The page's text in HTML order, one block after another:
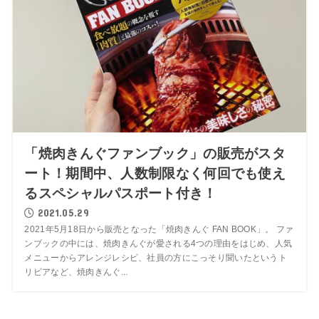
「焼肉きんぐファンブック」の販売がスタ
ート！期間中、人数制限なく何回でも使え
るスペシャルパスポート付き！
2021.05.29
2021年5月18日から販売となった「焼肉きんぐ FAN BOOK」。 ファ
ンブックの中には、焼肉きんぐが愛される4つの理由をはじめ、人気
メニューからアレンジレシピ、社員の方にこっそり聞いたというト
リビアなど、焼肉きんぐ...